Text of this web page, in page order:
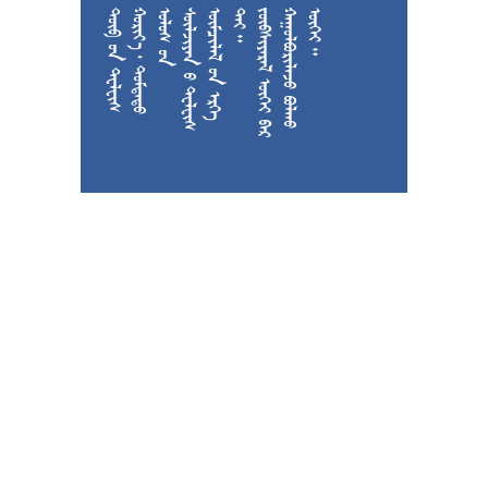

































































  






































 